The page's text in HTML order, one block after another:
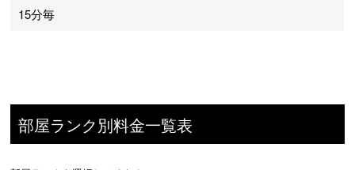
15分毎
部屋ランク別料金一覧表